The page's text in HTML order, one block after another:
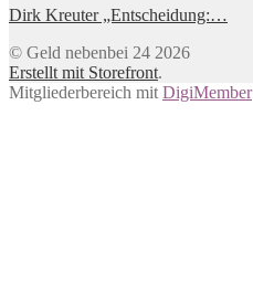
Dirk Kreuter „Entscheidung:…
© Geld nebenbei 24 2026
Erstellt mit Storefront.
Mitgliederbereich mit DigiMember